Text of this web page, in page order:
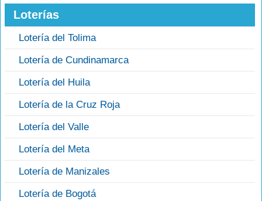
Loterías
Lotería del Tolima
Lotería de Cundinamarca
Lotería del Huila
Lotería de la Cruz Roja
Lotería del Valle
Lotería del Meta
Lotería de Manizales
Lotería de Bogotá